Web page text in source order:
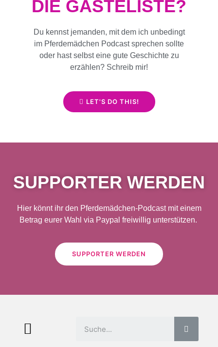
DIE GÄSTELISTE?
Du kennst jemanden, mit dem ich unbedingt
im Pferdemädchen Podcast sprechen sollte
oder hast selbst eine gute Geschichte zu
erzählen? Schreib mir!
LET'S DO THIS!
SUPPORTER WERDEN
Hier könnt ihr den Pferdemädchen-Podcast mit einem
Betrag eurer Wahl via Paypal freiwillig unterstützen.
SUPPORTER WERDEN